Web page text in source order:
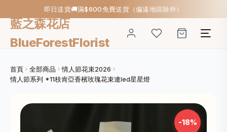
即日送貨🚚滿$600免費送貨（偏遠地區除外）
藍之森花店
BlueForestFlorist
首頁 全部商品
情人節花束2026
情人節系列 *11枝肯亞香檳玫瑰花束連led星星燈
-18%